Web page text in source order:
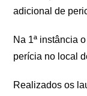
adicional de
Na 1ª instância
perícia no local
Realizados os